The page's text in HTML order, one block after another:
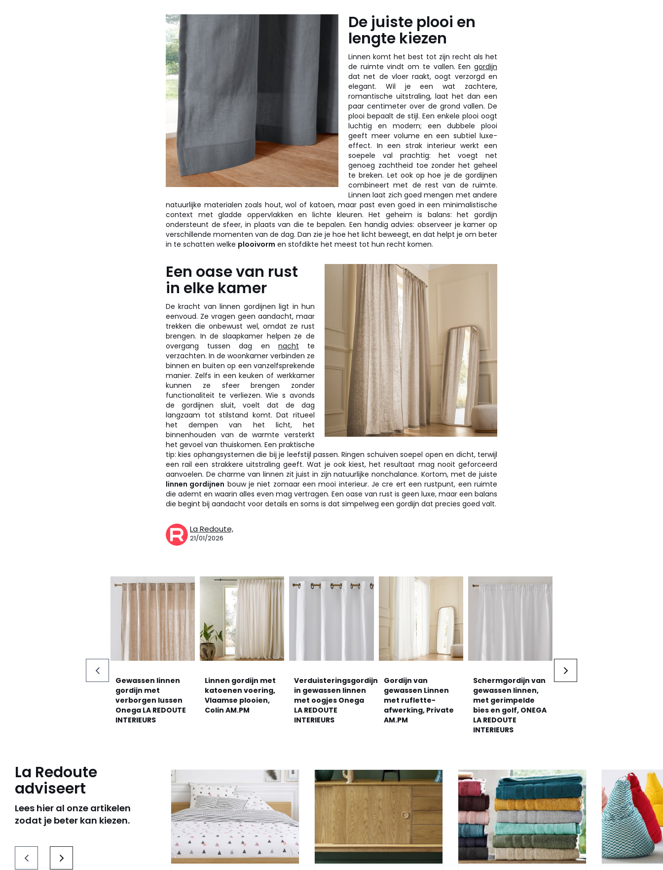
De juiste plooi en
lengte kiezen
Linnen komt het best tot zijn recht als het
de ruimte vindt om te vallen. Een gordijn
dat net de vloer raakt, oogt verzorgd en
elegant. Wil je een wat zachtere,
romantische uitstraling, laat het dan een
paar centimeter over de grond vallen. De
plooi bepaalt de stijl. Een enkele plooi oogt
luchtig en modern; een dubbele plooi
geeft meer volume en een subtiel luxe-
effect. In een strak interieur werkt een
soepele val prachtig: het voegt net
genoeg zachtheid toe zonder het geheel
te breken. Let ook op hoe je de gordijnen
combineert met de rest van de ruimte.
Linnen laat zich goed mengen met andere
natuurlijke materialen zoals hout, wol of katoen, maar past even goed in een minimalistische
context met gladde oppervlakken en lichte kleuren. Het geheim is balans: het gordijn
ondersteunt de sfeer, in plaats van die te bepalen. Een handig advies: observeer je kamer op
verschillende momenten van de dag. Dan zie je hoe het licht beweegt, en dat helpt je om beter
in te schatten welke plooivorm en stofdikte het meest tot hun recht komen.
Een oase van rust
in elke kamer
De kracht van linnen gordijnen ligt in hun
eenvoud. Ze vragen geen aandacht, maar
trekken die onbewust wel, omdat ze rust
brengen. In de slaapkamer helpen ze de
overgang tussen dag en nacht te
verzachten. In de woonkamer verbinden ze
binnen en buiten op een vanzelfsprekende
manier. Zelfs in een keuken of werkkamer
kunnen ze sfeer brengen zonder
functionaliteit te verliezen. Wie s avonds
de gordijnen sluit, voelt dat de dag
langzaam tot stilstand komt. Dat ritueel
het dempen van het licht, het
binnenhouden van de warmte versterkt
het gevoel van thuiskomen. Een praktische
tip: kies ophangsystemen die bij je leefstijl passen. Ringen schuiven soepel open en dicht, terwijl
een rail een strakkere uitstraling geeft. Wat je ook kiest, het resultaat mag nooit geforceerd
aanvoelen. De charme van linnen zit juist in zijn natuurlijke nonchalance. Kortom, met de juiste
linnen gordijnen bouw je niet zomaar een mooi interieur. Je cre ert een rustpunt, een ruimte
die ademt en waarin alles even mag vertragen. Een oase van rust is geen luxe, maar een balans
die begint bij aandacht voor details en soms is dat simpelweg een gordijn dat precies goed valt.
La Redoute,
21/01/2026
Gewassen linnen
gordijn met
verborgen lussen
Onega LA REDOUTE
INTERIEURS
Linnen gordijn met
katoenen voering,
Vlaamse plooien,
Colin AM.PM
Verduisteringsgordijn
in gewassen linnen
met oogjes Onega
LA REDOUTE
INTERIEURS
Gordijn van
gewassen Linnen
met ruflette-
afwerking, Private
AM.PM
Schermgordijn van
gewassen linnen,
met gerimpelde
bies en golf, ONEGA
LA REDOUTE
INTERIEURS
Verduisteringsgordijn
La Redoute
adviseert
Lees hier al onze artikelen
zodat je beter kan kiezen.